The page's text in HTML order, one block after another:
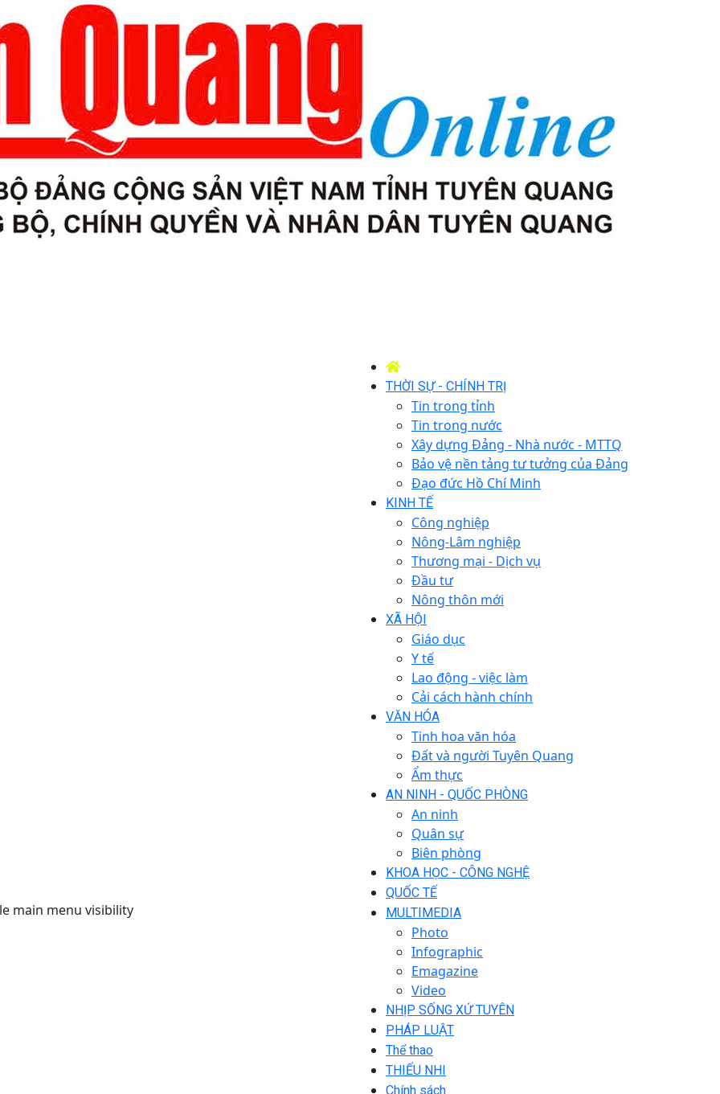
main menu visibility
THỜI SỰ - CHÍNH TRỊ
Tin trong tỉnh
Tin trong nước
Xây dựng Đảng - Nhà nước - MTTQ
Bảo vệ nền tảng tư tưởng của Đảng
Đạo đức Hồ Chí Minh
KINH TẾ
Công nghiệp
Nông-Lâm nghiệp
Thương mại - Dịch vụ
Đầu tư
Nông thôn mới
XÃ HỘI
Giáo dục
Y tế
Lao động - việc làm
Cải cách hành chính
VĂN HÓA
Tinh hoa văn hóa
Đất và người Tuyên Quang
Ẩm thực
AN NINH - QUỐC PHÒNG
An ninh
Quân sự
Biên phòng
KHOA HỌC - CÔNG NGHỆ
QUỐC TẾ
MULTIMEDIA
Photo
Infographic
Emagazine
Video
NHỊP SỐNG XỨ TUYÊN
PHÁP LUẬT
Thể thao
THIẾU NHI
Chính sách